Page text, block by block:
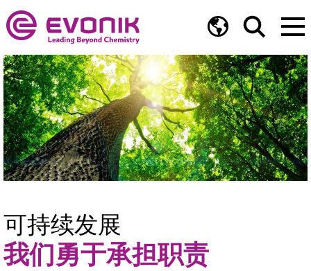
可持续发展
我们勇于承担职责